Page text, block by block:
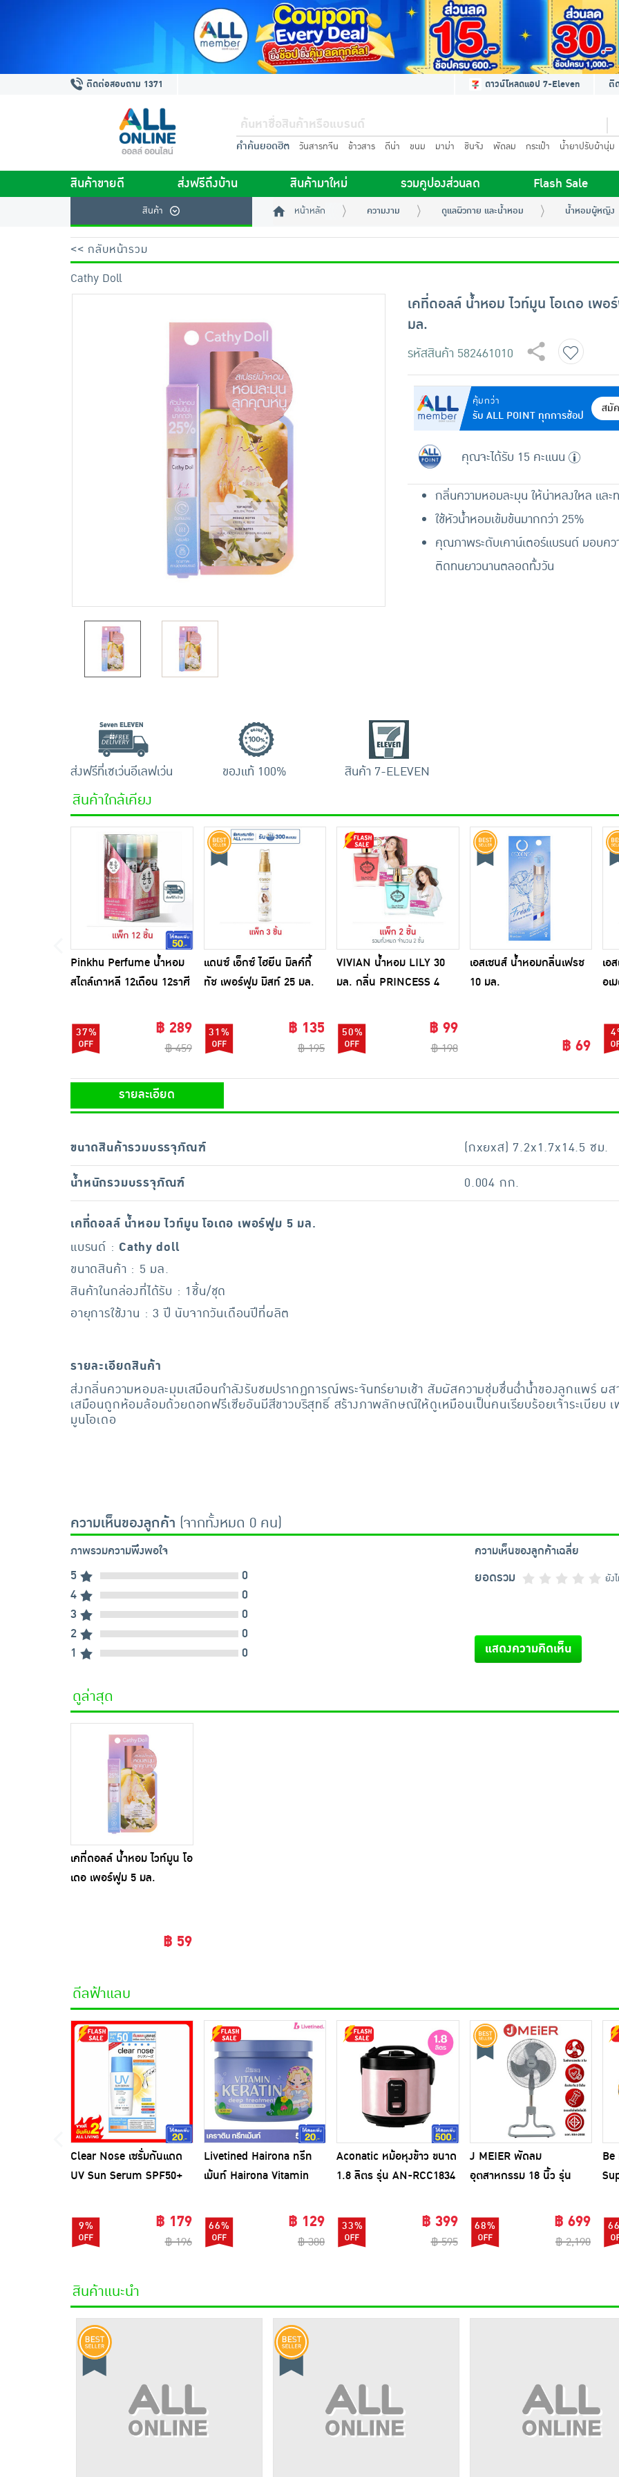
ติดต่อสอบถาม 1371 ดาวน์โหลดแอป 7-Eleven ติ
คำค้นยอดฮิต วันสารทจีน ข้าวสาร ดีน่า ขนม มาม่า ชินจัง พัดลม กระเป๋า น้ำยาปรับผ้านุ่ม
สินค้าขายดี ส่งฟรีถึงบ้าน สินค้ามาใหม่ รวมคูปองส่วนลด Flash Sale
สินค้า หน้าหลัก ความงาม ดูแลผิวกาย และน้ำหอม น้ำหอมผู้หญิง
<< กลับหน้ารวม
Cathy Doll
เคที่ดอลล์ น้ำหอม ไวท์มูน โอเดอ เพอ
มล.
รหัสสินค้า 582461010
คุ้มกว่า
รับ ALL POINT ทุกการช้อป
สมั
คุณจะได้รับ 15 คะแนน
กลิ่นความหอมละมุน ให้น่าหลงใหล แล
ใช้หัวน้ำหอมเข้มข้นมากกว่า 25%
คุณภาพระดับเคาน์เตอร์แบรนด์ มอบค
ติดทนยาวนานตลอดทั้งวัน
ส่งฟรีที่เซเว่นอีเลฟเว่น ของแท้ 100% สินค้า 7-ELEVEN
สินค้าใกล้เคียง
Pinkhu Perfume น้ำหอม
สไตล์เกาหลี 12เดือน 12ราศี
37% ฿ 289
฿ 459
แดนซ์ เอ็กซ์ ไฮยีน มิลค์กี้
ทัช เพอร์ฟูม มิสท์ 25 มล.
31% ฿ 135
฿ 195
VIVIAN น้ำหอม LILY 30
มล. กลิ่น PRINCESS 4
PRINCESS 5 (ผู้หญิงเซ็กซี่)
50% ฿ 99
฿ 198
เอสเซนส์ น้ำหอมกลิ่นเฟรช
10 มล.
฿ 69
เอ
อเ
รายละเอียด
ขนาดสินค้ารวมบรรจุภัณฑ์
(กxยxส) 7.2x1.7x14.5 ซม.
น้ำหนักรวมบรรจุภัณฑ์
0.004 กก.
เคที่ดอลล์ น้ำหอม ไวท์มูน โอเดอ เพอร์ฟูม 5 มล.
แบรนด์ : Cathy doll
ขนาดสินค้า : 5 มล.
สินค้าในกล่องที่ได้รับ : 1ชิ้น/ชุด
อายุการใช้งาน : 3 ปี นับจากวันเดือนปีที่ผลิต
รายละเอียดสินค้า
ส่งกลิ่นความหอมละมุมเสมือนกำลังรับชมปรากฏการณ์พระจันทร์ยามเช้า สัมผัสความชุ่มชื่นฉ่ำน้ำของลูกแพร์ ผ
เสมือนถูกห้อมล้อมด้วยดอกฟรีเซียอันมีสีขาวบริสุทธิ์ สร้างภาพลักษณ์ให้ดูเหมือนเป็นคนเรียบร้อยเจ้าระเบียบ
มูนโอเดอ
ความเห็นของลูกค้า (จากทั้งหมด 0 คน)
ภาพรวมความพึงพอใจ
5
0
4
0
3
0
2
0
1
0
ความเห็นของลูกค้าเฉลี่ย
ยอดรวม ยัง
แสดงความคิดเห็น
ดูล่าสุด
เคที่ดอลล์ น้ำหอม ไวท์มูน โอ
เดอ เพอร์ฟูม 5 มล.
฿ 59
ดีลฟ้าแลบ
Clear Nose เซรั่มกันแดด
UV Sun Serum SPF50+
9% ฿ 179
฿ 196
Livetined Hairona ทรีท
เม้นท์ Hairona Vitamin
500ml.
66% ฿ 129
฿ 380
Aconatic หม้อหุงข้าว ขนาด
1.8 ลิตร รุ่น AN-RCC1834
33% ฿ 399
฿ 595
J MEIER พัดลม
อุตสาหกรรม 18 นิ้ว รุ่น
68% ฿ 699
฿ 2,190
สินค้าแนะนำ